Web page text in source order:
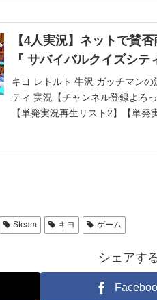
【4人実況】ネットで賛
『 サバイバルクイズシテ
キヨ レトルト 牛沢 ガッチマン
ティ 実況【チャンネル登録よ
【単発実況再生リスト2】【単発
Steam キヨ ゲーム
シェアす